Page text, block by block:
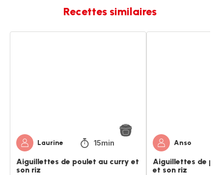
Recettes similaires
Laurine 15min
Aiguillettes de poulet au curry et
son riz
Anso
Aiguillettes de
et son riz